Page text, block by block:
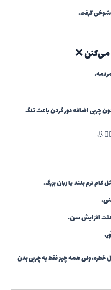
شوخی گرفت.
چربی اضافه دور گردن باعث تنگ
کام نرم بلند یا زبان بزرگ.
افزایش سن.
خطره، ولی همه چیز فقط به چربی بدن